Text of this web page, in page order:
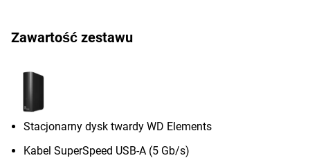
Zawartość zestawu
Stacjonarny dysk twardy WD Elements
Kabel SuperSpeed USB-A (5 Gb/s)